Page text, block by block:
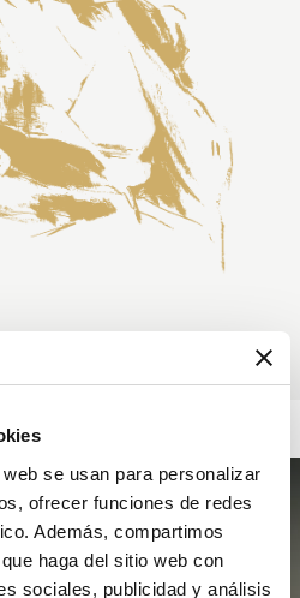
se usan para personalizar
ofrecer funciones de redes
Además, compartimos
haga del sitio web con
sociales, publicidad y análisis